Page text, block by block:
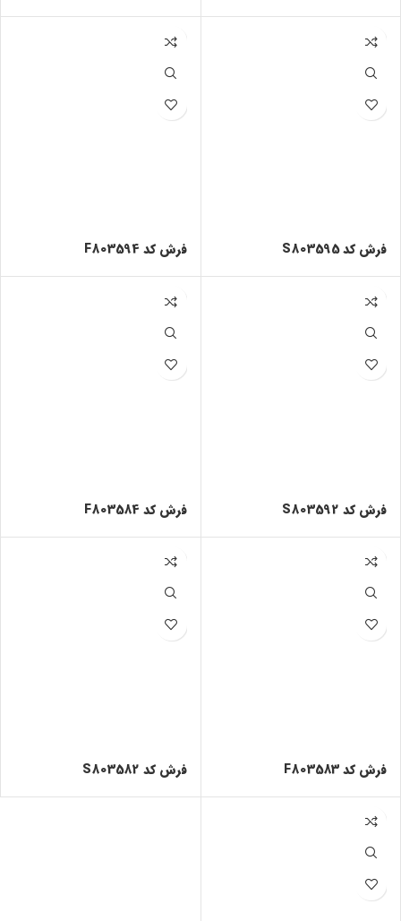
فرش کد S803595 فرش کد F803594
فرش کد S803592 فرش کد F803584
فرش کد F803583 فرش کد S803582